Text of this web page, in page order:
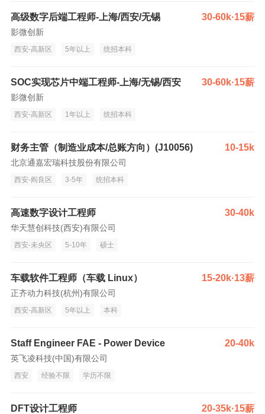
高级数字后端工程师-上海/西安/无锡 30-60k·15薪
影微创新
西安-高新区 5年以上 统招本科
SOC实现芯片中端工程师-上海/无锡/西安 30-60k·15薪
影微创新
西安-高新区 1年以上 统招本科
财务主管（制造业成本/总账方向）(J10056) 10-15k
北京通嘉宏瑞科技股份有限公司
西安-阎良区 3-5年 统招本科
高速数字设计工程师 30-40k
华天慧创科技(西安)有限公司
西安-未央区 5-10年 硕士
车载软件工程师（车载 Linux） 15-20k·13薪
正齐动力科技(杭州)有限公司
西安-高新区 5年以上 本科
Staff Engineer FAE - Power Device 20-40k
英飞凌科技(中国)有限公司
西安 经验不限 学历不限
DFT设计工程师 20-35k·15薪